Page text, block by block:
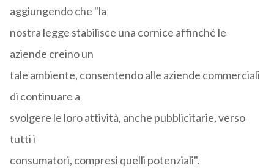
aggiungendo che "la
nostra legge stabilisce una cornice affinché le
aziende creino un
tale ambiente, consentendo alle aziende commerciali
di continuare a
svolgere le loro attività, anche pubblicitarie, verso
tutti i
consumatori, compresi quelli potenziali".